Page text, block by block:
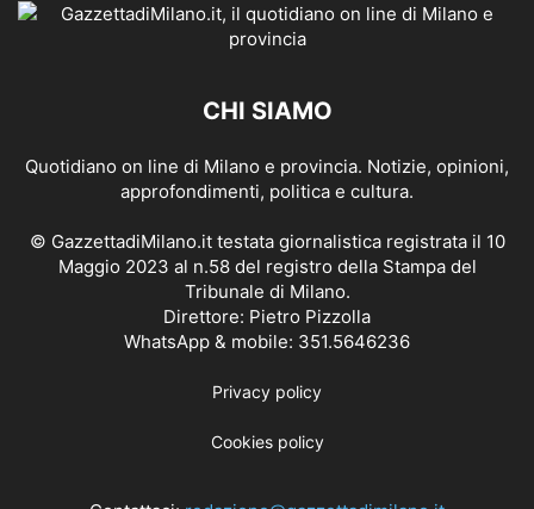
CHI SIAMO
Quotidiano on line di Milano e provincia. Notizie, opinioni,
approfondimenti, politica e cultura.
© GazzettadiMilano.it testata giornalistica registrata il 10
Maggio 2023 al n.58 del registro della Stampa del
Tribunale di Milano.
Direttore: Pietro Pizzolla
WhatsApp & mobile: 351.5646236
Privacy policy
Cookies policy